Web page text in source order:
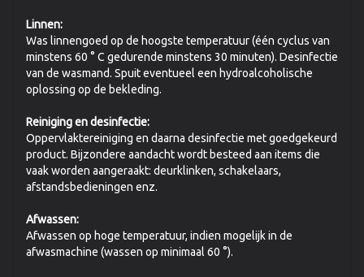
Linnen:
Was linnengoed op de hoogste temperatuur (één cyclus van
minstens 60 ° C gedurende minstens 30 minuten). Desinfectie
van de wasmand. Spuit eventueel een hydroalcoholische
oplossing op de bekleding.
Reiniging en desinfectie:
Oppervlaktereiniging en daarna desinfectie met goedgekeurd
product. Bijzondere aandacht wordt besteed aan items die
vaak worden aangeraakt: deurklinken, schakelaars,
afstandsbedieningen enz.
Afwassen:
Afwassen op hoge temperatuur, indien mogelijk in de
afwasmachine (wassen op minimaal 60 °).